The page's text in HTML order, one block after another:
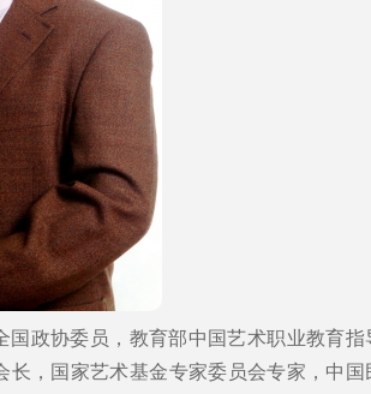
政协委员，教育部中国艺术职业教育指
，国家艺术基金专家委员会专家，中国